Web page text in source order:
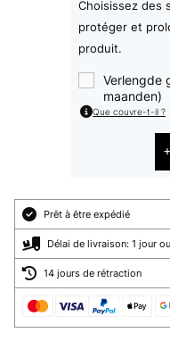
Choisissez des
protéger et
produit.
Verlengde
maanden)
Que couvre-t-il ?
Prêt à être expédié
Délai de livraison: 1 jour
14 jours de rétraction